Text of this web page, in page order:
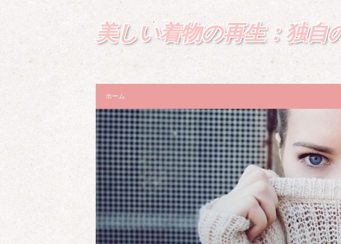
美しい着物の再生：独自
ホーム